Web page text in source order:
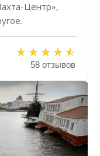
Центр»,
58 отзывов